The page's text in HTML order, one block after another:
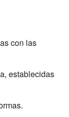
con las
establecidas